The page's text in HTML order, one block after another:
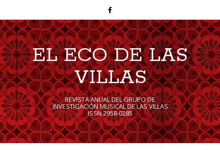
EL ECO DE LAS
VILLAS
REVISTA ANUAL DEL GRUPO DE
INVESTIGACIÓN MUSICAL DE LAS VILLAS